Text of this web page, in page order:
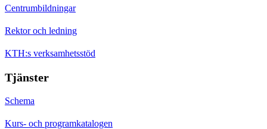
Centrumbildningar
Rektor och ledning
KTH:s verksamhetsstöd
Tjänster
Schema
Kurs- och programkatalogen